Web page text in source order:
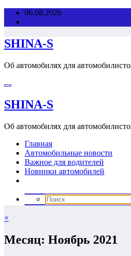
Перейти06.08.2026
SHINA-S
Об автомобилях для
SHINA-S
Об автомобилях для
Главная
Автомобильные новости
Важное для водителей
Новинки автомобилей
×
Месяц: Ноябрь 2021